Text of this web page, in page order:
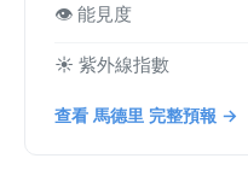
👁️ 能見度
☀️ 紫外線指數
查看 馬德里 完整預報 →